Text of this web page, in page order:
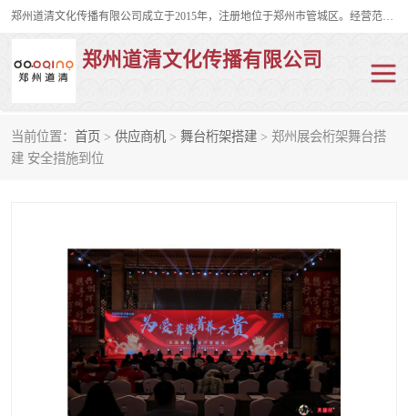
郑州道清文化传播有限公司成立于2015年，注册地位于郑州市管城区。经营范围包括会议及展览服务、庆典礼仪策划、企业形象策划、企业管理咨询、计算机图文设计、制作等。主要产品服务有：舞台桁架搭建，背景板搭建，灯光音响，雷亚舞台搭建、龙门架搭建、会议桌椅租赁、灯光音响租赁、空飘出租、气柱拱门租赁、喷绘写真制作、kt板制作。
郑州道清文化传播有限公司
当前位置： 首页 > 供应商机 > 舞台桁架搭建 > 郑州展会桁架舞台搭
建 安全措施到位
舞台桁架搭建
活动策划 truss架出租
kt板制作 场地布置
背景板搭建 雷亚舞台搭建
龙门架搭建 会议桌椅租赁